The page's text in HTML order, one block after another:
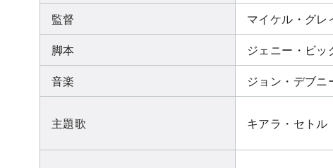
監督
マイケル・グレ
脚本
ジェニー・ビッ
音楽
ジョン・デブ
主題歌 キアラ・セトル